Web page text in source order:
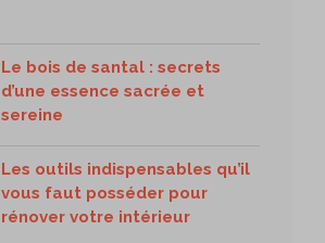
Le bois de santal : secrets
d’une essence sacrée et
sereine
Les outils indispensables qu’il
vous faut posséder pour
rénover votre intérieur